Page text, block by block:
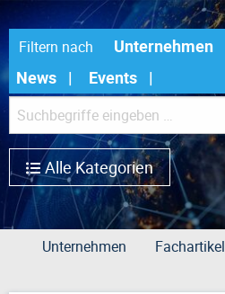
Filtern nach Unternehmen
News
Events
Alle Kategorien
Unternehmen Fachartikel